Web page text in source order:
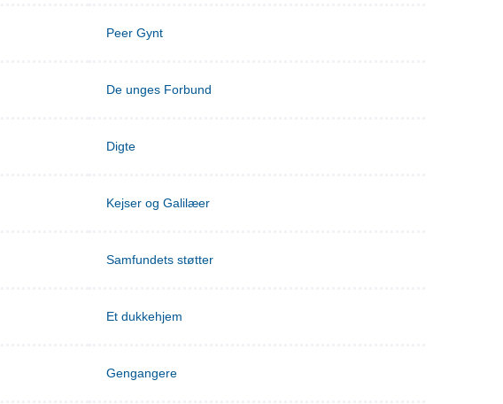
Peer Gynt
De unges Forbund
Digte
Kejser og Galilæer
Samfundets støtter
Et dukkehjem
Gengangere